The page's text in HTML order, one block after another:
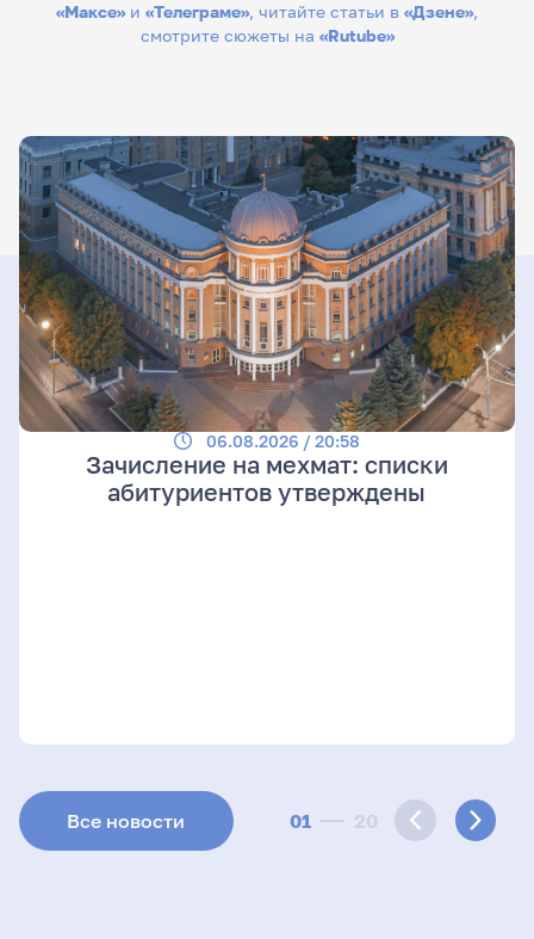
«Максе» и «Телеграме», читайте статьи в «Дзене»,
смотрите сюжеты на «Rutube»
01 20
06.08.2026 / 20:58
Зачисление на мехмат: списки
абитуриентов утверждены
Все новости